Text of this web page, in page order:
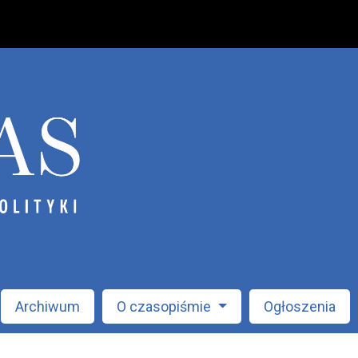
Archiwum O czasopiśmie Ogłoszenia